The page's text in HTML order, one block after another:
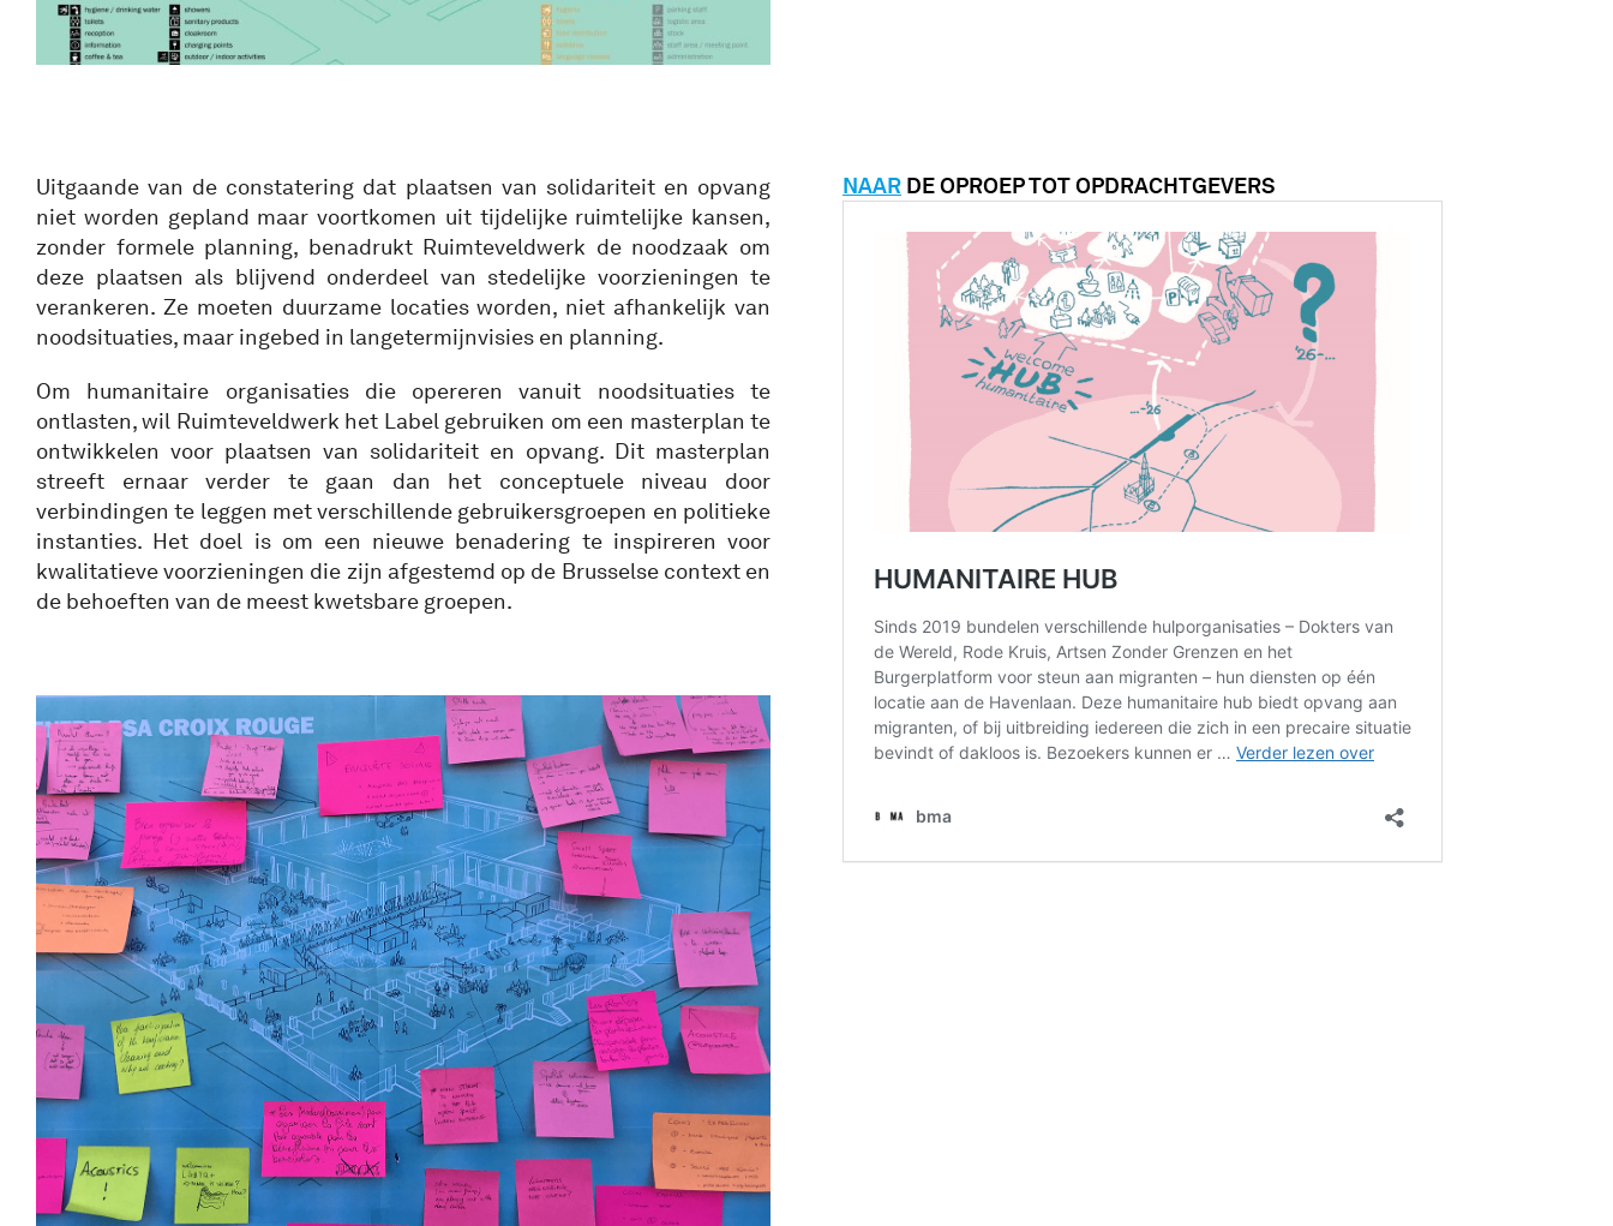
Uitgaande van de constatering dat plaatsen van solidariteit en opvang
niet worden gepland maar voortkomen uit tijdelijke ruimtelijke kansen,
zonder formele planning, benadrukt Ruimteveldwerk de noodzaak om
deze plaatsen als blijvend onderdeel van stedelijke voorzieningen te
verankeren. Ze moeten duurzame locaties worden, niet afhankelijk van
noodsituaties, maar ingebed in langetermijnvisies en planning.
Om humanitaire organisaties die opereren vanuit noodsituaties te
ontlasten, wil Ruimteveldwerk het Label gebruiken om een masterplan te
ontwikkelen voor plaatsen van solidariteit en opvang. Dit masterplan
streeft ernaar verder te gaan dan het conceptuele niveau door
verbindingen te leggen met verschillende gebruikersgroepen en politieke
instanties. Het doel is om een nieuwe benadering te inspireren voor
kwalitatieve voorzieningen die zijn afgestemd op de Brusselse context en
de behoeften van de meest kwetsbare groepen.
NAAR DE OPROEP TOT OPDRACHTGEVERS